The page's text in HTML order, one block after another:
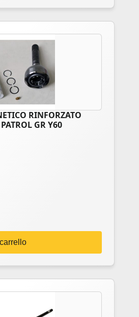
RINFORZATO
GR Y60